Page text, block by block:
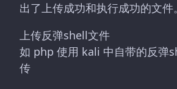
出了上传成功和执行成功的文件。
上传反弹shell文件
如 php 使用 kali 中自带的反弹
传